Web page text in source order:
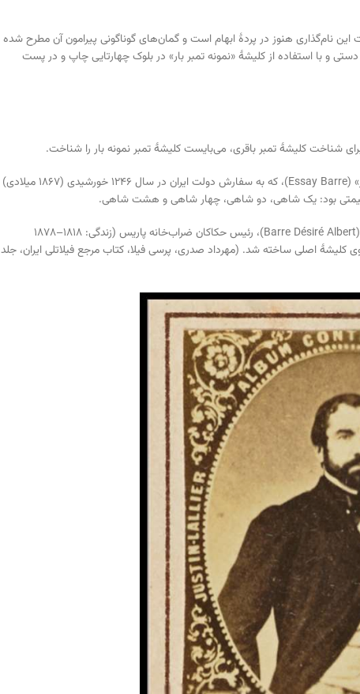
نام‌گذاری هنوز در پردهٔ ابهام است و گمان‌های گوناگونی پیرامون آن مطرح شده
(۱۸۷۰ میلادی) در ایران، به‌صورت دستی و با استفاده از کلیشهٔ «نمونه تمبر بار» در بلوک چهارتایی چاپ و در پست
شناخت کلیشهٔ تمبر باقری، می‌بایست کلیشهٔ تمبر نمونه بار را شناخت.
در خصوص اولین تمبر رسمی طراحی‌شده برای پست ایران، معروف به «نمونه بار» (Essay Barre)، که به سفارش دولت ایران در سال ۱۲۴۶ خورشیدی (۱۸۶۷ میلادی)
قیمتی بود: یک شاهی، دو شاهی، چهار شاهی و هشت شاهی.
کلیشهٔ اصلی (بدون رقم‌های قیمت) از جنس فولاد، توسط آقای آلبرت دزیره بار (Barre Désiré Albert)، رئیس حکاکان ضراب‌خانه پاریس (زندگی: ۱۸۱۸–۱۸۷۸
اصلی ساخته شد. (مهرداد صدری، پرسی فیلا، کتاب مرجع فیلاتلی ایران، جلد